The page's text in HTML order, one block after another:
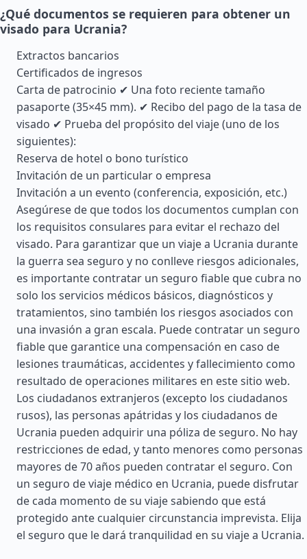
¿Qué documentos se requieren para obtener un
visado para Ucrania?
Extractos bancarios
Certificados de ingresos
Carta de patrocinio ✔ Una foto reciente tamaño
pasaporte (35×45 mm). ✔ Recibo del pago de la tasa de
visado ✔ Prueba del propósito del viaje (uno de los
siguientes):
Reserva de hotel o bono turístico
Invitación de un particular o empresa
Invitación a un evento (conferencia, exposición, etc.)
Asegúrese de que todos los documentos cumplan con
los requisitos consulares para evitar el rechazo del
visado. Para garantizar que un viaje a Ucrania durante
la guerra sea seguro y no conlleve riesgos adicionales,
es importante contratar un seguro fiable que cubra no
solo los servicios médicos básicos, diagnósticos y
tratamientos, sino también los riesgos asociados con
una invasión a gran escala. Puede contratar un seguro
fiable que garantice una compensación en caso de
lesiones traumáticas, accidentes y fallecimiento como
resultado de operaciones militares en este sitio web.
Los ciudadanos extranjeros (excepto los ciudadanos
rusos), las personas apátridas y los ciudadanos de
Ucrania pueden adquirir una póliza de seguro. No hay
restricciones de edad, y tanto menores como personas
mayores de 70 años pueden contratar el seguro. Con
un seguro de viaje médico en Ucrania, puede disfrutar
de cada momento de su viaje sabiendo que está
protegido ante cualquier circunstancia imprevista. Elija
el seguro que le dará tranquilidad en su viaje a Ucrania.